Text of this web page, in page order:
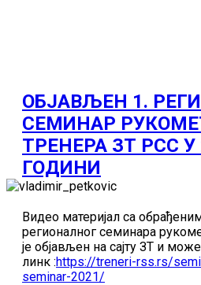
ОБЈАВЉЕН 1.
СЕМИНАР
ТРЕНЕРА ЗТ РСС У
ГОДИНИ
Видео материјал са
регионалног семинара
је објављен на сајту ЗТ и
линк :https://treneri-rss.rs/
seminar-2021/